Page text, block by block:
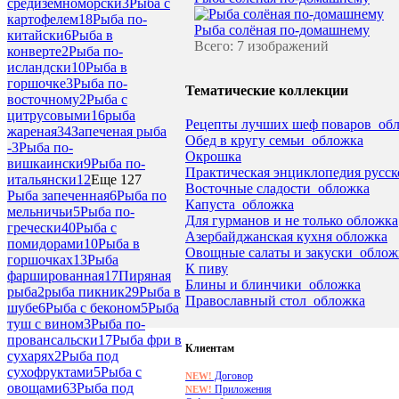
средиземноморски3Рыба с
картофелем18Рыба по-
китайски6Рыба в
конверте2Рыба по-
исландски10Рыба в
горшочке3Рыба по-
восточному2Рыба с
цитрусовыми16рыба
жареная34Запеченая рыба
-3Рыба по-
вишкаински9Рыба по-
итальянски12Еще 127
Рыба запеченная6Рыба по
мельничьи5Рыба по-
гречески40Рыба с
помидорами10Рыба в
горшочках13Рыба
фаршированная17Пиряная
рыба2рыба пикник29Рыба в
шубе6Рыба с беконом5Рыба
туш с вином3Рыба по-
провансальски17Рыба фри в
сухарях2Рыба под
сухофруктами5Рыба с
овощами63Рыба под
Рыба солёная по-домашнему
Всего: 7 изображений
Тематические коллекции
Рецепты лучших шеф
Обед в кругу семьи_обложка
Окрошка
Практическая энциклопедия
Восточные сладости_обложка
Капуста_обложка
Для гурманов и не только обложка
Азербайджанская кухня обложка
Овощные салаты и
К пиву
Блины и блинчики_обложка
Православный стол_обложка
Клиентам
NEW! Договор
NEW! Приложения